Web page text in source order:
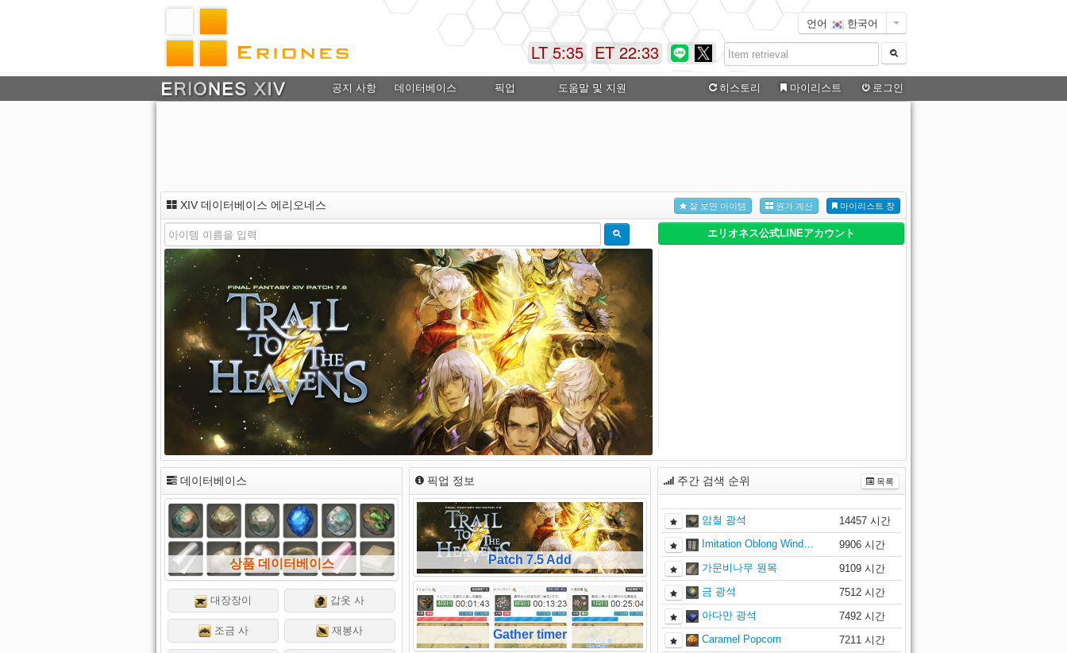
언어 한국어
ET 22:33
LT 5:35
공지 사항 데이터베이스 픽업 도움말 및 지원 히스토리 마이리스트 로그인
XIV 데이터베이스 에리오네스 마이리스트 창
원가 계산
잘 보면 아이템
エリオネス公式LINEアカウント
데이터베이스
상품 데이터베이스
대장장이 갑옷 사
조금 사 재봉사
픽업 정보
Patch 7.5 Add
Gather timer
주간 검색 순위 목록
암철 광석
14457 시간
Imitation Oblong Wind…
9906 시간
가문비나무 원목
9109 시간
금 광석
7512 시간
아다만 광석
7492 시간
Caramel Popcorn
7211 시간